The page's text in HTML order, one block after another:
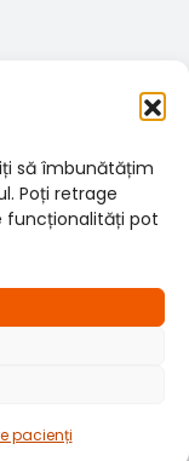
să îmbunătățim
Poți retrage
funcționalități pot
pacienți
×